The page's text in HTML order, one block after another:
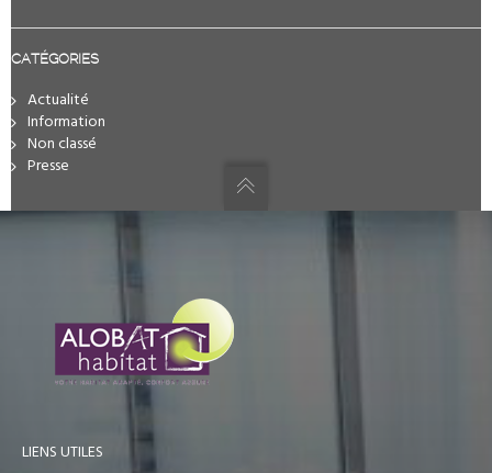
CATÉGORIES
Actualité
Information
Non classé
Presse
LIENS UTILES